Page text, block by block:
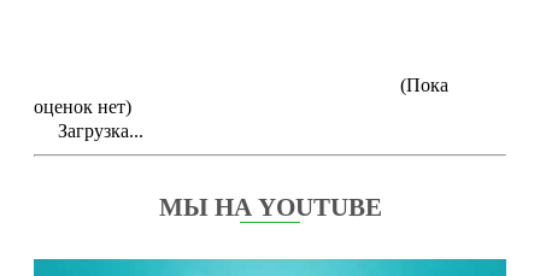
(Пока
оценок нет)
Загрузка...
МЫ НА YOUTUBE